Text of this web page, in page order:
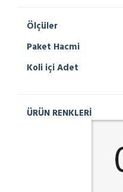
Ölçüler
Paket Hacmi
Koli içi Adet
ÜRÜN RENKLERİ